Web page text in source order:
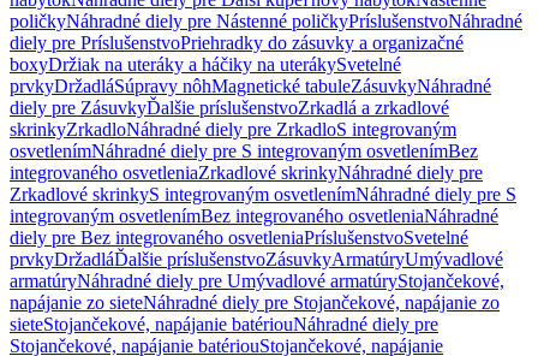
poličkyNáhradné diely pre Nástenné poličkyPríslušenstvoNáhradné
diely pre PríslušenstvoPriehradky do zásuvky a organizačné
boxyDržiak na uteráky a háčiky na uterákySvetelné
prvkyDržadláSúpravy nôhMagnetické tabuleZásuvkyNáhradné
diely pre ZásuvkyĎalšie príslušenstvoZrkadlá a zrkadlové
skrinkyZrkadloNáhradné diely pre ZrkadloS integrovaným
osvetlenímNáhradné diely pre S integrovaným osvetlenímBez
integrovaného osvetleniaZrkadlové skrinkyNáhradné diely pre
Zrkadlové skrinkyS integrovaným osvetlenímNáhradné diely pre S
integrovaným osvetlenímBez integrovaného osvetleniaNáhradné
diely pre Bez integrovaného osvetleniaPríslušenstvoSvetelné
prvkyDržadláĎalšie príslušenstvoZásuvkyArmatúryUmývadlové
armatúryNáhradné diely pre Umývadlové armatúryStojančekové,
napájanie zo sieteNáhradné diely pre Stojančekové, napájanie zo
sieteStojančekové, napájanie batériouNáhradné diely pre
Stojančekové, napájanie batériouStojančekové, napájanie